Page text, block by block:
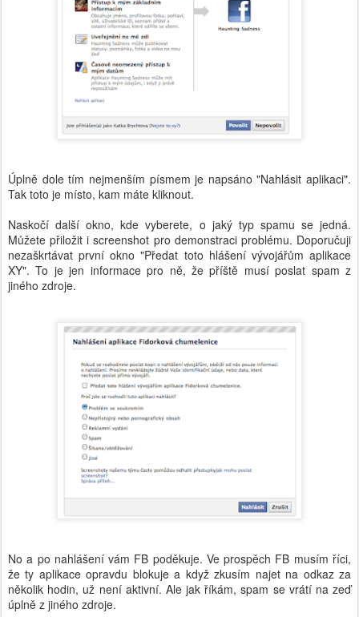
Úplně dole tím nejmenším písmem je napsáno "Nahlásit aplikaci".
Tak toto je místo, kam máte kliknout.
Naskočí další okno, kde vyberete, o jaký typ spamu se jedná.
Můžete přiložit i screenshot pro demonstraci problému. Doporučuji
nezaškrtávat první okno "Předat toto hlášení vývojářům aplikace
XY". To je jen informace pro ně, že příště musí poslat spam z
jiného zdroje.
No a po nahlášení vám FB poděkuje. Ve prospěch FB musím říci,
že ty aplikace opravdu blokuje a když zkusím najet na odkaz za
několik hodin, už není aktivní. Ale jak říkám, spam se vrátí na zeď
úplně z jiného zdroje.